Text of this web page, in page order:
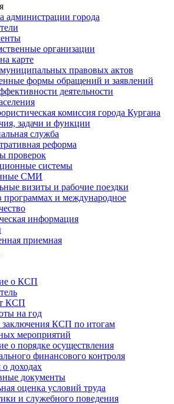
администрации города
организации
карте
правовых актов
формы обращений и заявлений
деятельности
комиссия города Кургана
задачи и функции
служба
реформа
проверок
системы
СМИ
визиты и рабочие поездки
программах и международное
информация
приемная
о КСП
КСП
на год
КСП по итогам
мероприятий
о порядке осуществления
финансового контроля
доходах
документы
оценка условий труда
и служебного поведения